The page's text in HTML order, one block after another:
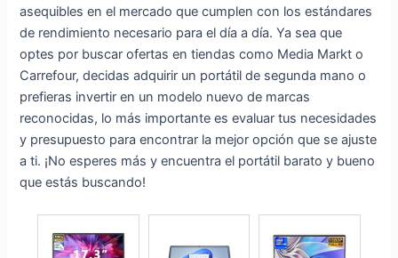
asequibles en el mercado que cumplen con los estándares
de rendimiento necesario para el día a día. Ya sea que
optes por buscar ofertas en tiendas como Media Markt o
Carrefour, decidas adquirir un portátil de segunda mano o
prefieras invertir en un modelo nuevo de marcas
reconocidas, lo más importante es evaluar tus necesidades
y presupuesto para encontrar la mejor opción que se ajuste
a ti. ¡No esperes más y encuentra el portátil barato y bueno
que estás buscando!